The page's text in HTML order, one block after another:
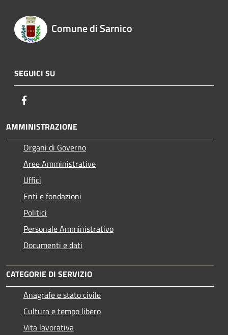
Comune di Sarnico
SEGUICI SU
AMMINISTRAZIONE
Organi di Governo
Aree Amministrative
Uffici
Enti e fondazioni
Politici
Personale Amministrativo
Documenti e dati
CATEGORIE DI SERVIZIO
Anagrafe e stato civile
Cultura e tempo libero
Vita lavorativa